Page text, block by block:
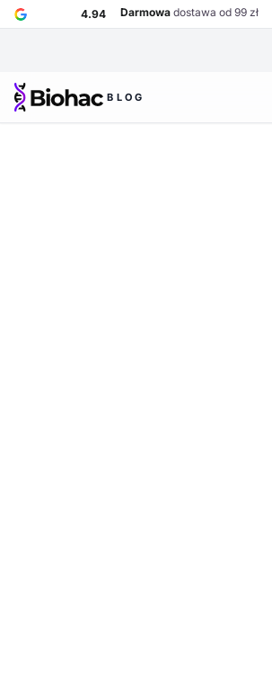
Przejdź do głównej treści
4.94 Darmowa dostawa od 99 zł
Biohac – strona główna
BLOG